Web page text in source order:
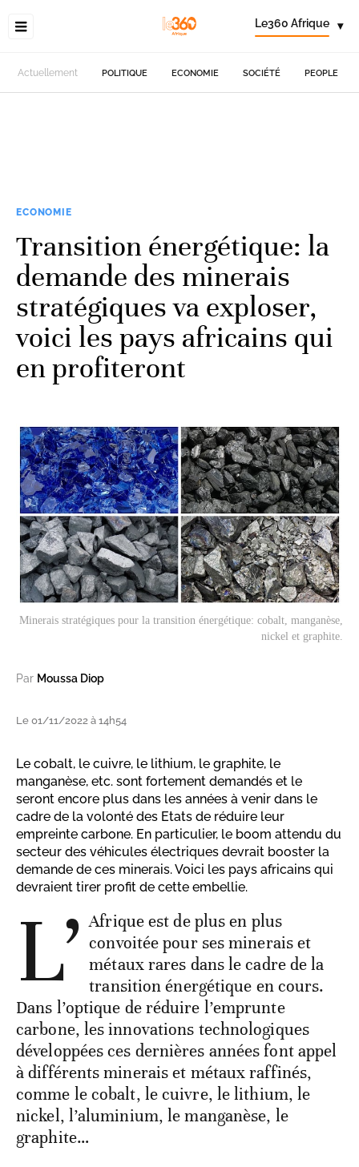
Le360 Afrique ▾
Actuellement POLITIQUE ECONOMIE SOCIÉTÉ PEOPLE
ECONOMIE
Transition énergétique: la
demande des minerais
stratégiques va exploser,
voici les pays africains qui
en profiteront
Minerais stratégiques pour la transition énergétique: cobalt, manganèse,
nickel et graphite.
Par Moussa Diop
Le 01/11/2022 à 14h54
Le cobalt, le cuivre, le lithium, le graphite, le
manganèse, etc. sont fortement demandés et le
seront encore plus dans les années à venir dans le
cadre de la volonté des Etats de réduire leur
empreinte carbone. En particulier, le boom attendu du
secteur des véhicules électriques devrait booster la
demande de ces minerais. Voici les pays africains qui
devraient tirer profit de cette embellie.
L’ Afrique est de plus en plus
convoitée pour ses minerais et
métaux rares dans le cadre de la
transition énergétique en cours.
Dans l’optique de réduire l’emprunte
carbone, les innovations technologiques
développées ces dernières années font appel
à différents minerais et métaux raffinés,
comme le cobalt, le cuivre, le lithium, le
nickel, l’aluminium, le manganèse, le
graphite…